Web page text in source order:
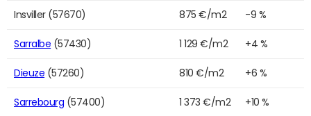
Insviller (57670) 875 €/m2 -9 %
Sarralbe (57430) 1 129 €/m2 +4 %
Dieuze (57260) 810 €/m2 +6 %
Sarrebourg (57400) 1 373 €/m2 +10 %